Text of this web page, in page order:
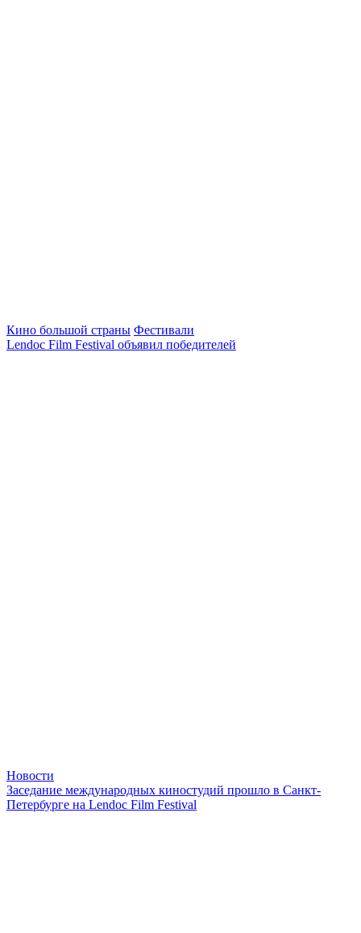
Кино большой страны Фестивали
Lendoc Film Festival объявил победителей
Новости
Заседание международных киностудий прошло в Санкт-
Петербурге на Lendoc Film Festival